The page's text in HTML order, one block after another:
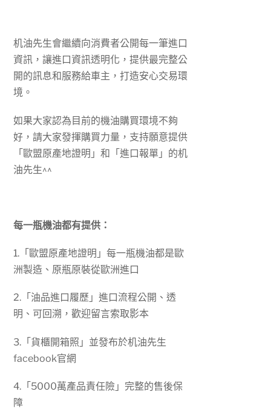
机油先生會繼續向消費者公開每一筆進口
資訊，讓進口資訊透明化，提供最完整公
開的訊息和服務給車主，打造安心交易環
境。
如果大家認為目前的機油購買環境不夠
好，請大家發揮購買力量，支持願意提供
「歐盟原產地證明」和「進口報單」的机
油先生^^
每一瓶機油都有提供：
1.「歐盟原產地證明」每一瓶機油都是歐
洲製造、原瓶原裝從歐洲進口
2.「油品進口履歷」進口流程公開、透
明、可回溯，歡迎留言索取影本
3.「貨櫃開箱照」並發布於机油先生
facebook官網
4.「5000萬產品責任險」完整的售後保
障